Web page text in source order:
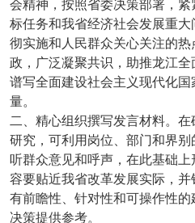
会精神，按照省委决策部署，紧
标任务和我省经济社会发展重
彻实施和人民群众关心关注的
政，广泛凝聚共识，助推龙江
谱写全面建设社会主义现代化
量。
二、精心组织撰写发言材料。
研究，可利用岗位、部门和界
听群众意见和呼声，在此基础
容要贴近我省改革发展实际，
有前瞻性、针对性和可操作性
决策提供参考。